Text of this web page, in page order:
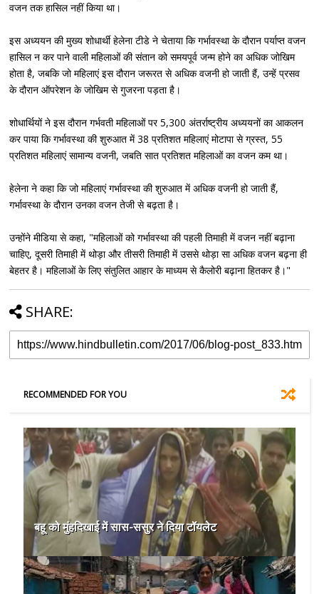
वजन तक हासिल नहीं किया था।
इस अध्ययन की मुख्य शोधार्थी हेलेना टीडे ने चेताया कि गर्भावस्था के दौरान पर्याप्त वजन
हासिल न कर पाने वाली महिलाओं की संतान को समयपूर्व जन्म होने का अधिक जोखिम
होता है, जबकि जो महिलाएं इस दौरान जरूरत से अधिक वजनी हो जाती हैं, उन्हें प्रसव
के दौरान ऑपरेशन के जोखिम से गुजरना पड़ता है।
शोधार्थियों ने इस दौरान गर्भवती महिलाओं पर 5,300 अंतर्राष्ट्रीय अध्ययनों का आकलन
कर पाया कि गर्भावस्था की शुरुआत में 38 प्रतिशत महिलाएं मोटापा से ग्रस्त, 55
प्रतिशत महिलाएं सामान्य वजनी, जबति सात प्रतिशत महिलाओं का वजन कम था।
हेलेना ने कहा कि जो महिलाएं गर्भावस्था की शुरुआत में अधिक वजनी हो जाती हैं,
गर्भावस्था के दौरान उनका वजन तेजी से बढ़ता है।
उन्होंने मीडिया से कहा, "महिलाओं को गर्भावस्था की पहली तिमाही में वजन नहीं बढ़ाना
चाहिए, दूसरी तिमाही में थोड़ा और तीसरी तिमाही में उससे थोड़ा सा अधिक वजन बढ़ना ही
बेहतर है। महिलाओं के लिए संतुलित आहार के माध्यम से कैलोरी बढ़ाना हितकर है।"
SHARE:
RECOMMENDED FOR YOU
बहू को मुंहदिखाई में सास-ससुर ने दिया टॉयलेट